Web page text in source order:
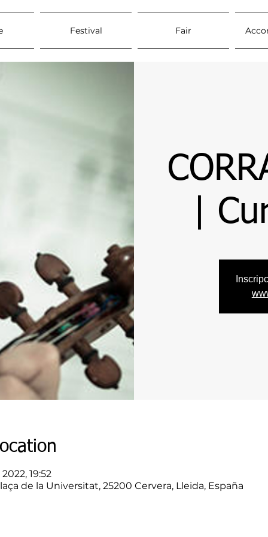
Festival Fair
|
19:52
de la Universitat, 25200 Cervera, Lleida, España